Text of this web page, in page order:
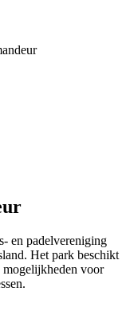
en padelvereniging
Het park beschikt
mogelijkheden voor